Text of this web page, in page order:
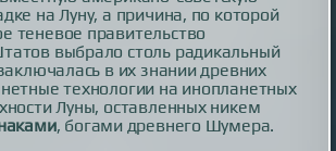
на Луну, а причина, по которой
теневое правительство
выбрало столь радикальный
в их знании древних
технологии на инопланетных
Луны, оставленных никем
, богами древнего Шумера.